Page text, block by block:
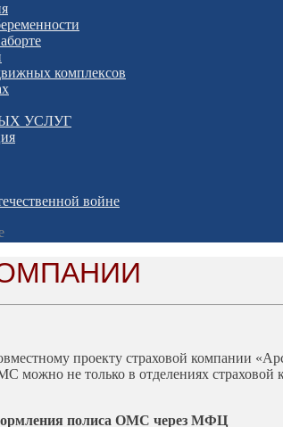
комплексов
УСЛУГ
войне
проекту страховой компании
можно не только в отделениях
полиса ОМС через МФЦ